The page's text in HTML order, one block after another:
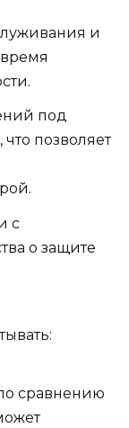
и
под
позволяет
с
о защите
сравнению